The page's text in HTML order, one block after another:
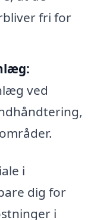
fri for
ved
i
dig for
i